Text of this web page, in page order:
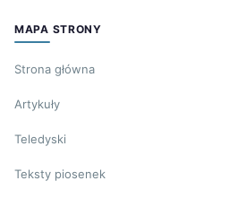
MAPA STRONY
Strona główna
Artykuły
Teledyski
Teksty piosenek